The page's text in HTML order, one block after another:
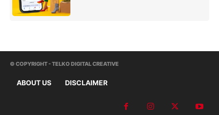
© COPYRIGHT - TELKO DIGITAL CREATIVE
ABOUT US DISCLAIMER